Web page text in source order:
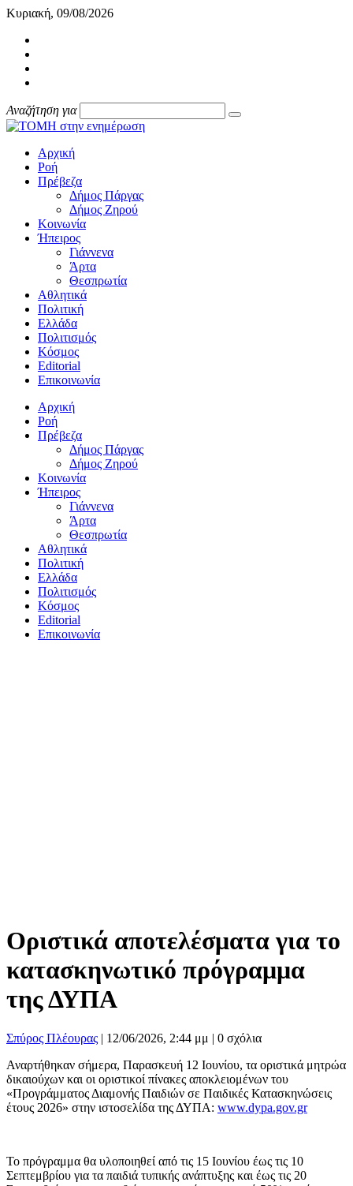
Κυριακή, 09/08/2026
Αναζήτηση για
Αρχική
Ροή
Πρέβεζα
Δήμος Πάργας
Δήμος Ζηρού
Κοινωνία
Ήπειρος
Γιάννενα
Άρτα
Θεσπρωτία
Αθλητικά
Πολιτική
Ελλάδα
Πολιτισμός
Κόσμος
Editorial
Επικοινωνία
Αρχική
Ροή
Πρέβεζα
Δήμος Πάργας
Δήμος Ζηρού
Κοινωνία
Ήπειρος
Γιάννενα
Άρτα
Θεσπρωτία
Αθλητικά
Πολιτική
Ελλάδα
Πολιτισμός
Κόσμος
Editorial
Επικοινωνία
Οριστικά αποτελέσματα για το
κατασκηνωτικό πρόγραμμα
της ΔΥΠΑ
Σπύρος Πλέουρας | 12/06/2026, 2:44 μμ | 0 σχόλια
Αναρτήθηκαν σήμερα, Παρασκευή 12 Ιουνίου, τα οριστικά μητρώα
δικαιούχων και οι οριστικοί πίνακες αποκλειομένων του
«Προγράμματος Διαμονής Παιδιών σε Παιδικές Κατασκηνώσεις
έτους 2026» στην ιστοσελίδα της ΔΥΠΑ: www.dypa.gov.gr
Το πρόγραμμα θα υλοποιηθεί από τις 15 Ιουνίου έως τις 10
Σεπτεμβρίου για τα παιδιά τυπικής ανάπτυξης και έως τις 20